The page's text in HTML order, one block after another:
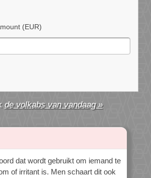
(EUR)
de volkabs van vandaag »
dat wordt gebruikt om iemand te
of irritant is. Men schaart dit ook